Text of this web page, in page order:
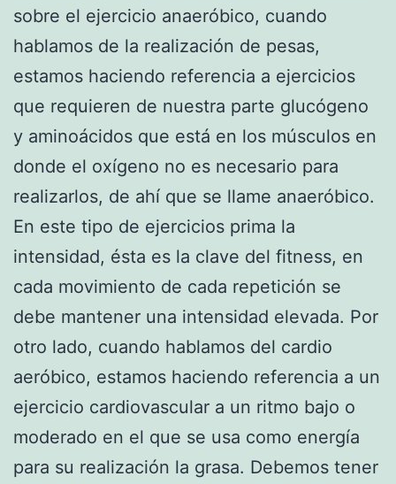
sobre el ejercicio anaeróbico, cuando
hablamos de la realización de pesas,
estamos haciendo referencia a ejercicios
que requieren de nuestra parte glucógeno
y aminoácidos que está en los músculos en
donde el oxígeno no es necesario para
realizarlos, de ahí que se llame anaeróbico.
En este tipo de ejercicios prima la
intensidad, ésta es la clave del fitness, en
cada movimiento de cada repetición se
debe mantener una intensidad elevada. Por
otro lado, cuando hablamos del cardio
aeróbico, estamos haciendo referencia a un
ejercicio cardiovascular a un ritmo bajo o
moderado en el que se usa como energía
para su realización la grasa. Debemos tener